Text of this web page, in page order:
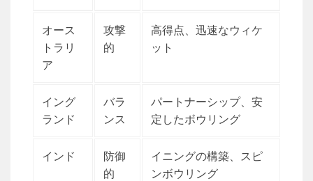
オース
トラリ
ア
攻撃
的
高得点、迅速なウィケ
ット
イング
ランド
バラ
ンス
パートナーシップ、安
定したボウリング
インド
防御
的
イニングの構築、スピ
ンボウリング